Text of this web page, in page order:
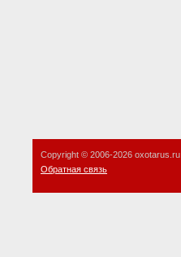
Copyright © 2006-2026 oxotarus.ru
Обратная связь